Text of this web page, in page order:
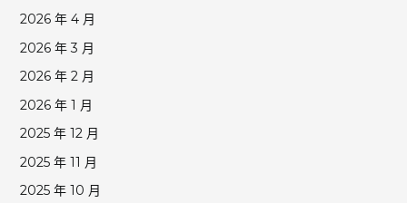
2026 年 4 月
2026 年 3 月
2026 年 2 月
2026 年 1 月
2025 年 12 月
2025 年 11 月
2025 年 10 月